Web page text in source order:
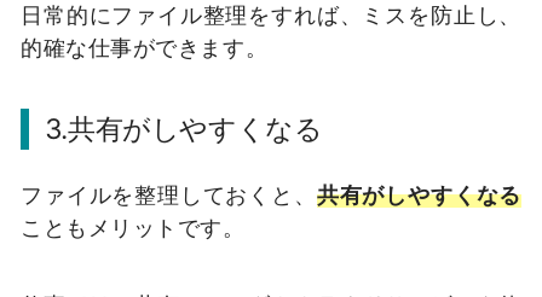
日常的にファイル整理をすれば、ミスを防止し、
的確な仕事ができます。
3.共有がしやすくなる
ファイルを整理しておくと、 共有がしやすくなる
こともメリットです。